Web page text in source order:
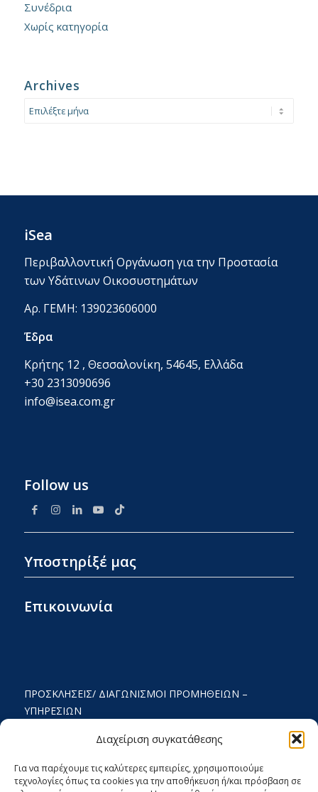
Διαχείριση συγκατάθεσης
Για να παρέχουμε τις καλύτερες εμπειρίες, χρησιμοποιούμε
τεχνολογίες όπως τα cookies για την αποθήκευση ή/και πρόσβαση σε
Συνέδρια
Χωρίς κατηγορία
Archives
iSea
Περιβαλλοντική Οργάνωση για την Προστασία
των Υδάτινων Οικοσυστημάτων
Αρ. ΓΕΜΗ: 139023606000
Έδρα
Κρήτης 12 , Θεσσαλονίκη, 54645, Ελλάδα
+30 2313090696
info@isea.com.gr
Follow us
Υποστηρίξέ μας
Επικοινωνία
ΠΡΟΣΚΛΉΣΕΙΣ/ ΔΙΑΓΩΝΙΣΜΟΊ ΠΡΟΜΉΘΕΙΩΝ –
ΥΠΗΡΕΣΙΏΝ
ΟΡΟΙ ΧΡΗΣΗΣ ΚΑΙ ΠΟΛΙΤΙΚΗ ΑΠΟΡΡΗΤΟΥ
ΚΑΤΑΣΤΑΤΙΚΌ
ΕΚΘΕΣΗ ΔΡΑΣΤΗΡΙΟΤΗΤΩΝ